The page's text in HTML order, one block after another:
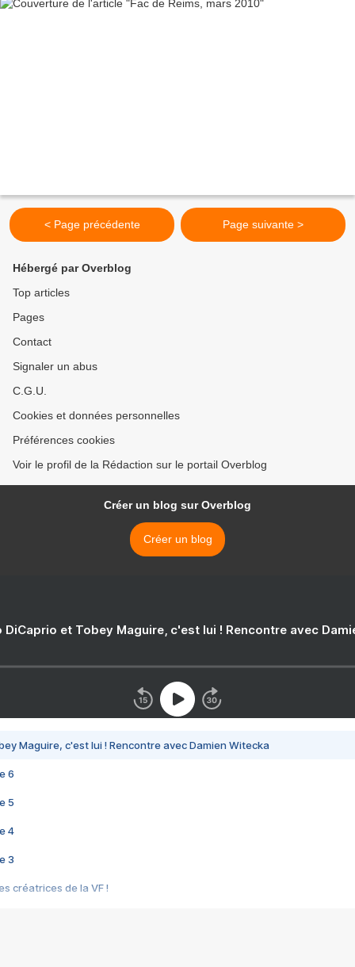
< Page précédente Page suivante >
Hébergé par Overblog
Top articles
Pages
Contact
Signaler un abus
C.G.U.
Cookies et données personnelles
Préférences cookies
Voir le profil de la Rédaction sur le portail Overblog
Créer un blog sur Overblog
Créer un blog
DiCaprio et Tobey Maguire, c'est lui ! Rencontre avec
Maguire, c'est lui ! Rencontre avec Damien Witecka
6
5
4
3
créatrices de la VF !